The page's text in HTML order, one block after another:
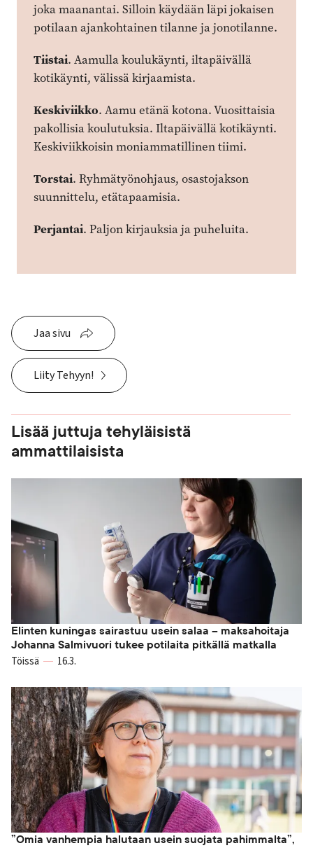
joka maanantai. Silloin käydään läpi jokaisen
potilaan ajankohtainen tilanne ja jonotilanne.
Tiistai. Aamulla koulukäynti, iltapäivällä
kotikäynti, välissä kirjaamista.
Keskiviikko. Aamu etänä kotona. Vuosittaisia
pakollisia koulutuksia. Iltapäivällä kotikäynti.
Keskiviikkoisin moniammatillinen tiimi.
Torstai. Ryhmätyönohjaus, osastojakson
suunnittelu, etätapaamisia.
Perjantai. Paljon kirjauksia ja puheluita.
Jaa sivu
Liity Tehyyn!
Lisää juttuja tehyläisistä
ammattilaisista
Elinten kuningas sairastuu usein salaa – maksahoitaja
Johanna Salmivuori tukee potilaita pitkällä matkalla
Töissä 16.3.
”Omia vanhempia halutaan usein suojata pahimmalta”,